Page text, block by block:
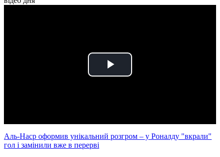
Play
Аль-Наср оформив унікальний розгром – у Роналду "вкрали"
гол і замінили вже в перерві